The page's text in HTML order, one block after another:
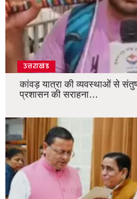
उत्तराखंड
कांवड़ यात्रा की व्यवस्थाओं से
प्रशासन की सराहना…